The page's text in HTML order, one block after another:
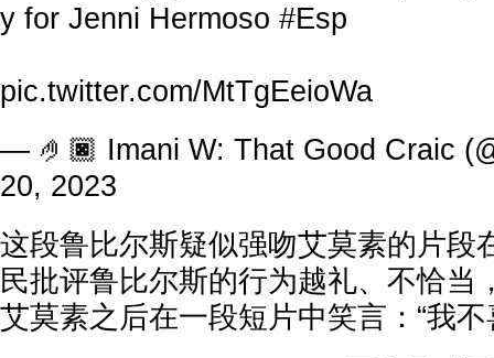
y for Jenni Hermoso #Esp
pic.twitter.com/MtTgEeioWa
— 🤌🏿 Imani W: That Good Craic
20, 2023
这段鲁比尔斯疑似强吻艾莫素的片段
民批评鲁比尔斯的行为越礼、不恰当
艾莫素之后在一段短片中笑言：“我不